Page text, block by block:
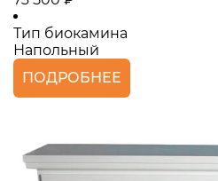
Тип биокамина
Напольный
ПОДРОБНЕЕ